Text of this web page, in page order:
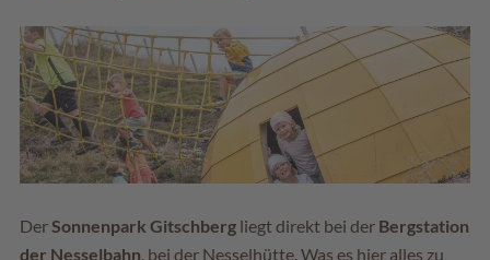
DerSonnenpark Gitschberg liegt direkt bei der Bergstation
der Nesselbahn, bei der Nesselhütte. Was es hier alles zu